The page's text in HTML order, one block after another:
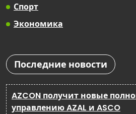
Спорт
Экономика
Последние новости
AZCON получит новые
управлению AZAL и ASCO